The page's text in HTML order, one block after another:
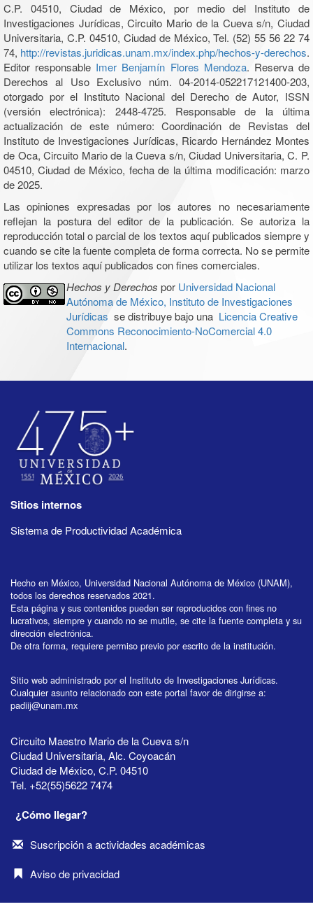
C.P. 04510, Ciudad de México, por medio del Instituto de
Investigaciones Jurídicas, Circuito Mario de la Cueva s/n, Ciudad
Universitaria, C.P. 04510, Ciudad de México, Tel. (52) 55 56 22 74
74, http://revistas.juridicas.unam.mx/index.php/hechos-y-derechos.
Editor responsable Imer Benjamín Flores Mendoza. Reserva de
Derechos al Uso Exclusivo núm. 04-2014-052217121400-203,
otorgado por el Instituto Nacional del Derecho de Autor, ISSN
(versión electrónica): 2448-4725. Responsable de la última
actualización de este número: Coordinación de Revistas del
Instituto de Investigaciones Jurídicas, Ricardo Hernández Montes
de Oca, Circuito Mario de la Cueva s/n, Ciudad Universitaria, C. P.
04510, Ciudad de México, fecha de la última modificación: marzo
de 2025.
Las opiniones expresadas por los autores no necesariamente
reflejan la postura del editor de la publicación. Se autoriza la
reproducción total o parcial de los textos aquí publicados siempre y
cuando se cite la fuente completa de forma correcta. No se permite
utilizar los textos aquí publicados con fines comerciales.
Hechos y Derechos por Universidad Nacional
Autónoma de México, Instituto de Investigaciones
Jurídicas se distribuye bajo una Licencia Creative
Commons Reconocimiento-NoComercial 4.0
Internacional.
Sitios internos
Sistema de Productividad Académica
Hecho en México, Universidad Nacional Autónoma de México (UNAM),
todos los derechos reservados 2021.
Esta página y sus contenidos pueden ser reproducidos con fines no
lucrativos, siempre y cuando no se mutile, se cite la fuente completa y su
dirección electrónica.
De otra forma, requiere permiso previo por escrito de la institución.
Sitio web administrado por el Instituto de Investigaciones Jurídicas.
Cualquier asunto relacionado con este portal favor de dirigirse a:
padiij@unam.mx
Circuito Maestro Mario de la Cueva s/n
Ciudad Universitaria, Alc. Coyoacán
Ciudad de México, C.P. 04510
Tel. +52(55)5622 7474
¿Cómo llegar?
Suscripción a actividades académicas
Aviso de privacidad